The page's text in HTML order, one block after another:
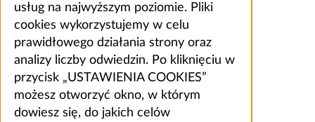
usług na najwyższym poziomie. Pliki
cookies wykorzystujemy w celu
prawidłowego działania strony oraz
analizy liczby odwiedzin. Po kliknięciu w
przycisk „USTAWIENIA COOKIES”
możesz otworzyć okno, w którym
dowiesz się, do jakich celów